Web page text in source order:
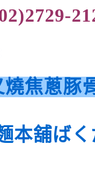
燒焦蔥豚
本舖ば